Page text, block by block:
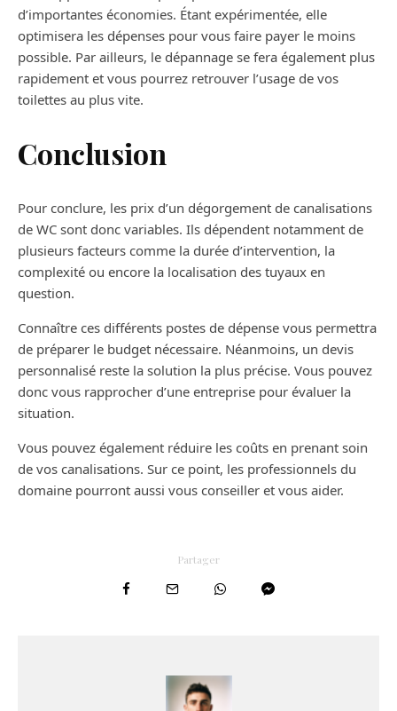
d’importantes économies. Étant expérimentée, elle
optimisera les dépenses pour vous faire payer le moins
possible. Par ailleurs, le dépannage se fera également plus
rapidement et vous pourrez retrouver l’usage de vos
toilettes au plus vite.
Conclusion
Pour conclure, les prix d’un dégorgement de canalisations
de WC sont donc variables. Ils dépendent notamment de
plusieurs facteurs comme la durée d’intervention, la
complexité ou encore la localisation des tuyaux en
question.
Connaître ces différents postes de dépense vous permettra
de préparer le budget nécessaire. Néanmoins, un devis
personnalisé reste la solution la plus précise. Vous pouvez
donc vous rapprocher d’une entreprise pour évaluer la
situation.
Vous pouvez également réduire les coûts en prenant soin
de vos canalisations. Sur ce point, les professionnels du
domaine pourront aussi vous conseiller et vous aider.
Partager